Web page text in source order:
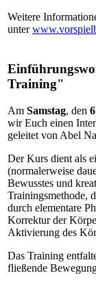
Weitere
unter
Training"
Am Samstag, den
wir Euch einen
geleitet von Abel
Der Kurs dient als
(normalerweise
Bewusstes und
Trainingsmethode,
durch elementare
Korrektur der
Aktivierung des
Das Training
fließende